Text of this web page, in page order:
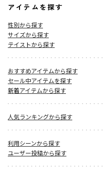
アイテムを探す
性別から探す
サイズから探す
テイストから探す
おすすめアイテムから探す
セール中アイテムを探す
新着アイテムから探す
人気ランキングから探す
利用シーンから探す
ユーザー投稿から探す